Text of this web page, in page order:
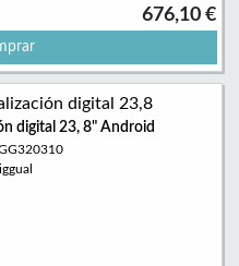
676,10 €
digital 23, 8" Android